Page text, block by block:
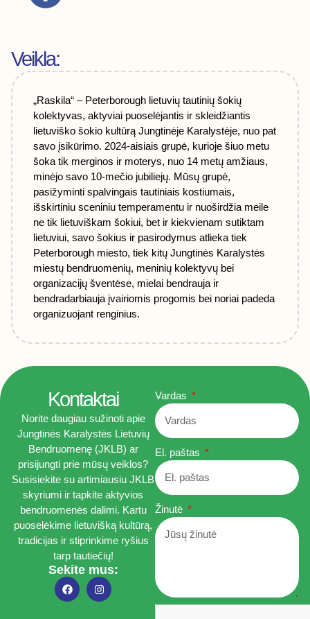
Veikla:
„Raskila“ – Peterborough lietuvių tautinių šokių
kolektyvas, aktyviai puoselėjantis ir skleidžiantis
lietuviško šokio kultūrą Jungtinėje Karalystėje, nuo pat
savo įsikūrimo. 2024-aisiais grupė, kurioje šiuo metu
šoka tik merginos ir moterys, nuo 14 metų amžiaus,
minėjo savo 10-mečio jubiliejų. Mūsų grupė,
pasižyminti spalvingais tautiniais kostiumais,
išskirtiniu sceniniu temperamentu ir nuoširdžia meile
ne tik lietuviškam šokiui, bet ir kiekvienam sutiktam
lietuviui, savo šokius ir pasirodymus atlieka tiek
Peterborough miesto, tiek kitų Jungtinės Karalystės
miestų bendruomenių, meninių kolektyvų bei
organizacijų šventėse, mielai bendrauja ir
bendradarbiauja įvairiomis progomis bei noriai padeda
organizuojant renginius.
Kontaktai
Norite daugiau sužinoti apie
Jungtinės Karalystės Lietuvių
Bendruomenę (JKLB) ar
prisijungti prie mūsų veiklos?
Susisiekite su artimiausiu JKLB
skyriumi ir tapkite aktyvios
bendruomenės dalimi. Kartu
puoselėkime lietuvišką kultūrą,
tradicijas ir stiprinkime ryšius
tarp tautiečių!
Sekite mus:
Vardas
El. paštas
Žinutė